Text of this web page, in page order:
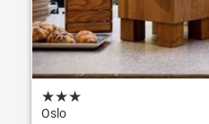
★★★
Oslo